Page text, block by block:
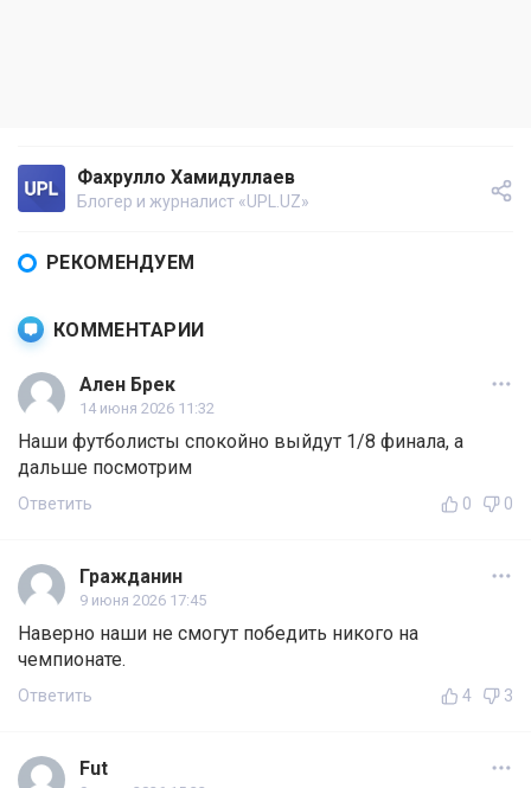
Фахрулло Хамидуллаев
Блогер и журналист «UPL.UZ»
РЕКОМЕНДУЕМ
КОММЕНТАРИИ
Ален Брек
14 июня 2026 11:32
Наши футболисты спокойно выйдут 1/8 финала, а
дальше посмотрим
Ответить 0 0
Гражданин
9 июня 2026 17:45
Наверно наши не смогут победить никого на
чемпионате.
Ответить 4 3
Fut